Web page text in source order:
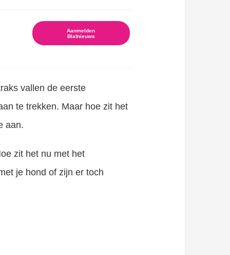
Aanmelden
Blafnieuws
vallen de eerste
te trekken. Maar hoe zit het
aan.
zit het nu met het
je hond of zijn er toch